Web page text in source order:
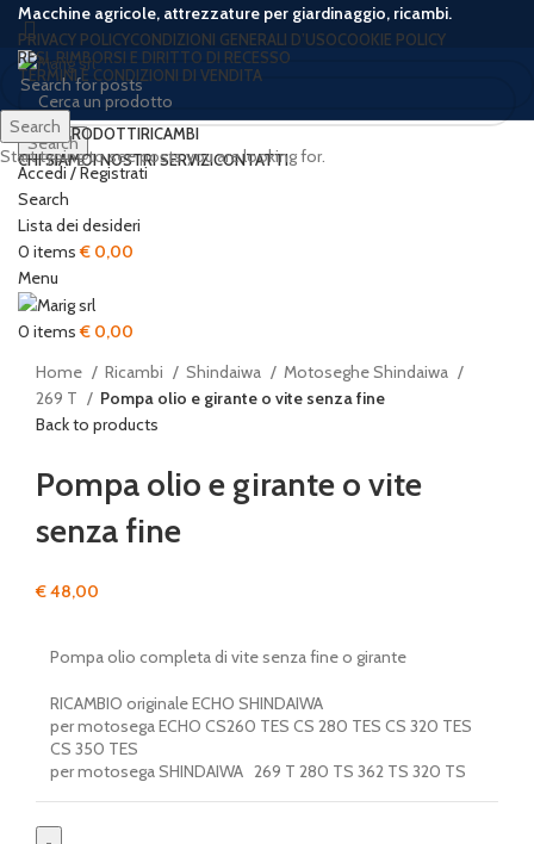
Macchine agricole, attrezzature per giardinaggio, ricambi.
PRIVACY POLICYCONDIZIONI GENERALI D’USOCOOKIE POLICY
RESI, RIMBORSI E DIRITTO DI RECESSO
TERMINI E CONDIZIONI DI VENDITA
Search
Accedi / Registrati
Search
Lista dei desideri
0 items € 0,00
Menu
0 items € 0,00
HOME PRODOTTIRICAMBI
CHI SIAMOI NOSTRI SERVIZICONTATTI
Click to enlarge
Home Ricambi Shindaiwa
Motoseghe Shindaiwa
269 T
Pompa olio e girante o vite senza fine
Back to products
Pompa olio e girante o vite
senza fine
€48,00
Pompa olio completa di vite senza fine o girante
RICAMBIO originale ECHO SHINDAIWA
per motosega ECHO CS260 TES CS 280 TES CS 320 TES
CS 350 TES
per motosega SHINDAIWA 269 T 280 TS 362 TS 320 TS
Search
Start typing to see posts you are looking for.